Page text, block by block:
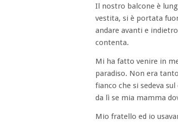
Il nostro balcone è
vestita, si è portata
andare avanti e
contenta.
Mi ha fatto venire in
paradiso. Non era
fianco che si sedeva
da lì se mia mamma
Mio fratello ed io